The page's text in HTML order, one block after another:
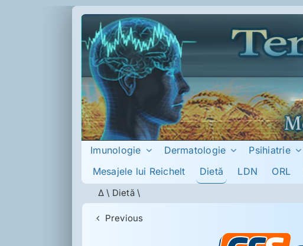
Imunologie Dermatologie Psihiatrie
Mesajele lui Reichelt
Dietă LDN ORL
Δ \ Dietă \
Previous